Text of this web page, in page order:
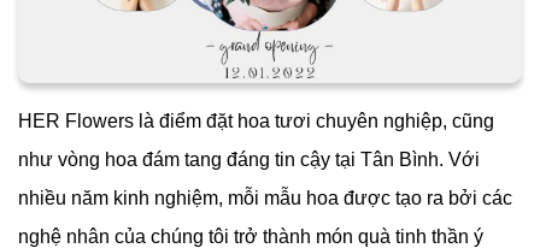
HER Flowers là điểm đặt hoa tươi chuyên nghiệp, cũng
như vòng hoa đám tang đáng tin cậy tại Tân Bình. Với
nhiều năm kinh nghiệm, mỗi mẫu hoa được tạo ra bởi các
nghệ nhân của chúng tôi trở thành món quà tinh thần ý